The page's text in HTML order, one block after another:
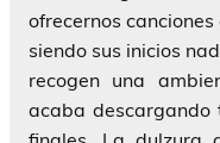
ofrecernos
siendo sus inicios
recogen una
acaba descargando